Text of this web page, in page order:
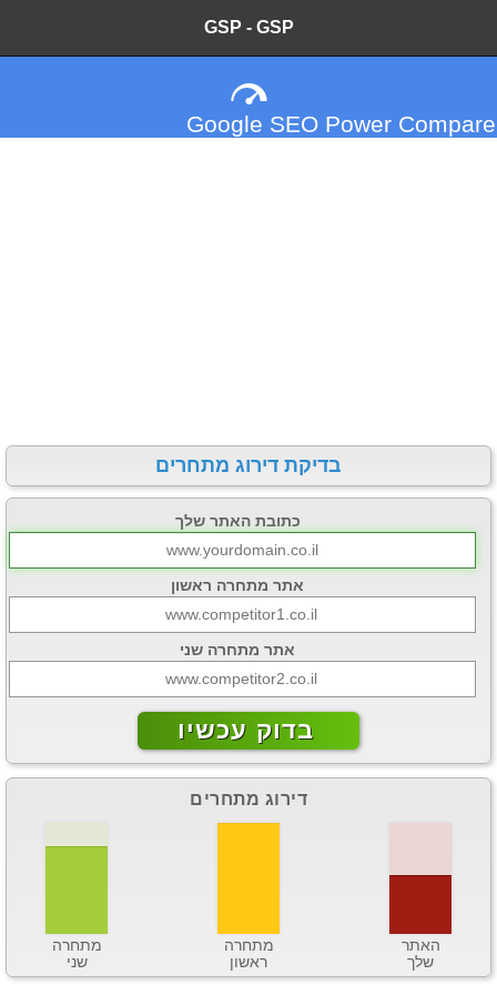
GSP - GSP
Google SEO Power Compare
בדיקת דירוג מתחרים
כתובת האתר שלך
אתר מתחרה ראשון
אתר מתחרה שני
בדוק עכשיו
דירוג מתחרים
האתר
שלך
מתחרה
ראשון
מתחרה
שני